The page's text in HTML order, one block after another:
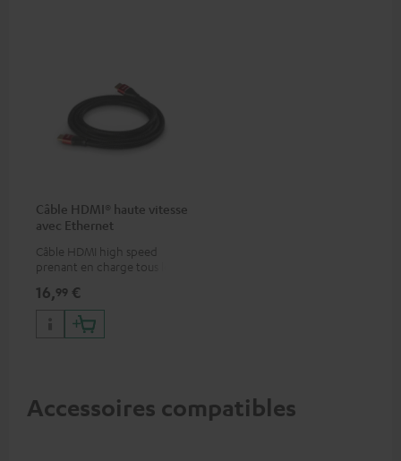
Câble HDMI® haute vitesse
avec Ethernet
Câble HDMI high speed
prenant en charge tous les
50/60p et 4K 3D
16,99 €
Accessoires compatibles